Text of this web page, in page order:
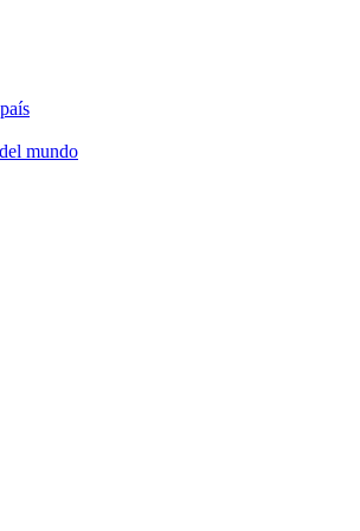
mundo